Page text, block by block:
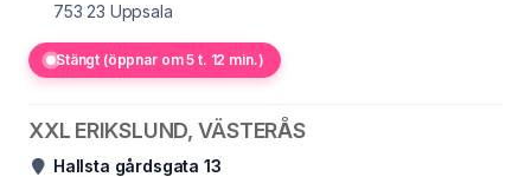
753 23 Uppsala
Stängt (öppnar om 5 t. 12 min.)
XXL ERIKSLUND, VÄSTERÅS
Hallsta gårdsgata 13